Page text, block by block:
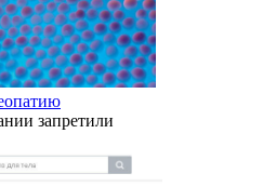
запретили